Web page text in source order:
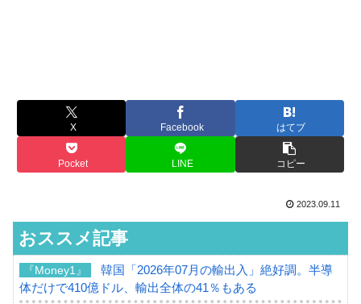
X Facebook はてブ
Pocket LINE コピー
2023.09.11
おススメ記事
『Money1』
韓国「2026年07月の輸出入」絶好調。半導
体だけで410億ドル、輸出全体の41％もある